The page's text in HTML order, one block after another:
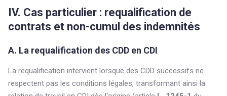
IV. Cas particulier : requalification de
contrats et non-cumul des indemnités
A. La requalification des CDD en CDI
La requalification intervient lorsque des CDD successifs ne
respectent pas les conditions légales, transformant ainsi la